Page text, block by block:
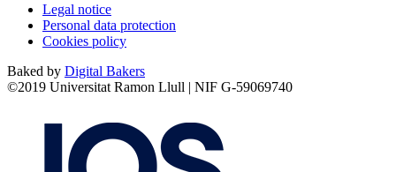
Legal notice
Personal data protection
Cookies policy
Baked by Digital Bakers
©2019 Universitat Ramon Llull | NIF G-59069740